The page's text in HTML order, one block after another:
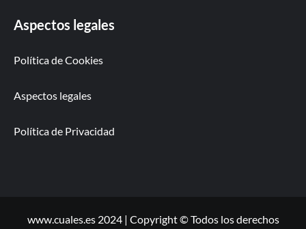
Aspectos legales
Política de Cookies
Aspectos legales
Política de Privacidad
www.cuales.es 2024 | Copyright © Todos los derechos